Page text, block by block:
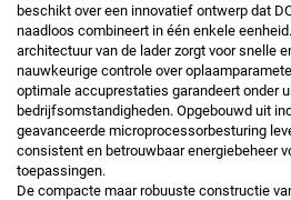
beschikt over een innovatief ontwerp dat
naadloos combineert in één enkele
architectuur van de lader zorgt voor snelle
nauwkeurige controle over
optimale accuprestaties garandeert onder
bedrijfsomstandigheden. Opgebouwd uit
geavanceerde microprocessorbesturing
consistent en betrouwbaar energiebeheer
toepassingen.
De compacte maar robuuste constructie